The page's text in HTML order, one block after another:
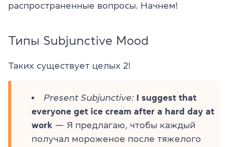
распространенные вопросы. Начнем!
Типы Subjunctive Mood
Таких существует целых 2!
Present Subjunctive: I suggest that
everyone get ice cream after a hard day at
work — Я предлагаю, чтобы каждый
получал мороженое после тяжелого